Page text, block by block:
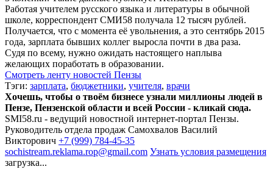
Работая учителем русского языка и литературы в обычной
школе, корреспондент СМИ58 получала 12 тысяч рублей.
Получается, что с момента её увольнения, а это сентябрь 2015
года, зарплата бывших коллег выросла почти в два раза.
Судя по всему, нужно ожидать настоящего наплыва
желающих поработать в образовании.
Смотреть ленту новостей Пензы
Тэги: зарплата, бюджетники, учителя, врачи
Хочешь, чтобы о твоём бизнесе узнали миллионы людей в
Пензе, Пензенской области и всей России - кликай сюда.
SMI58.ru - ведущий новостной интернет-портал Пензы.
Руководитель отдела продаж Самохвалов Василий
Викторович +7 (999) 784-45-35
sochistream.reklama.rop@gmail.com Узнать условия размещения
загрузка...